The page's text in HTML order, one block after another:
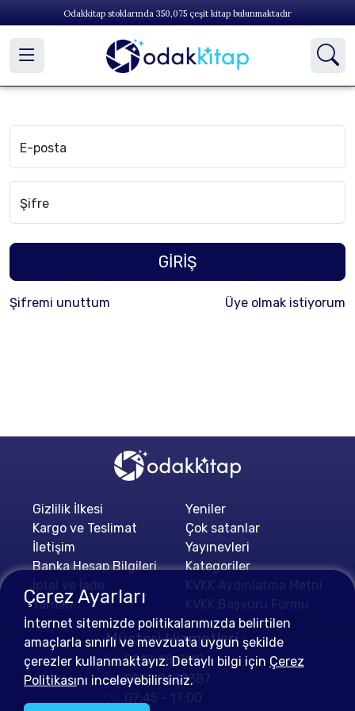
Odakkitap stoklarında 350,075 çeşit kitap bulunmaktadır
E-posta
Şifre
GİRİŞ
Şifremi unuttum Üye olmak istiyorum
Gizlilik İlkesi
Kargo ve Teslimat
İletişim
Banka Hesap Bilgileri
Yardım
Yeniler
Çok satanlar
Yayınevleri
Kategoriler
Müşteri Hizmetleri
0212 4813112
0552 0478387
07:45 - 17:00
Çerez Ayarları
İnternet sitemizde politikalarımızda belirtilen
amaçlarla sınırlı ve mevzuata uygun şekilde
çerezler kullanmaktayız. Detaylı bilgi için Çerez
Politikasını inceleyebilirsiniz.